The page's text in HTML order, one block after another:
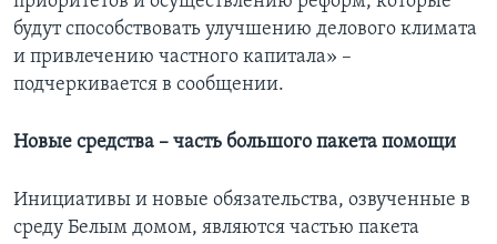
будут способствовать улучшению делового климата
и привлечению частного капитала» –
подчеркивается в сообщении.
Новые средства – часть большого пакета помощи
Инициативы и новые обязательства, озвученные в
среду Белым домом, являются частью пакета